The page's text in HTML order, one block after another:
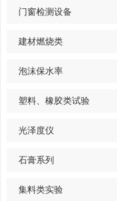
门窗检测设备
建材燃烧类
泡沫保水率
塑料、橡胶类试验
光泽度仪
石膏系列
集料类实验